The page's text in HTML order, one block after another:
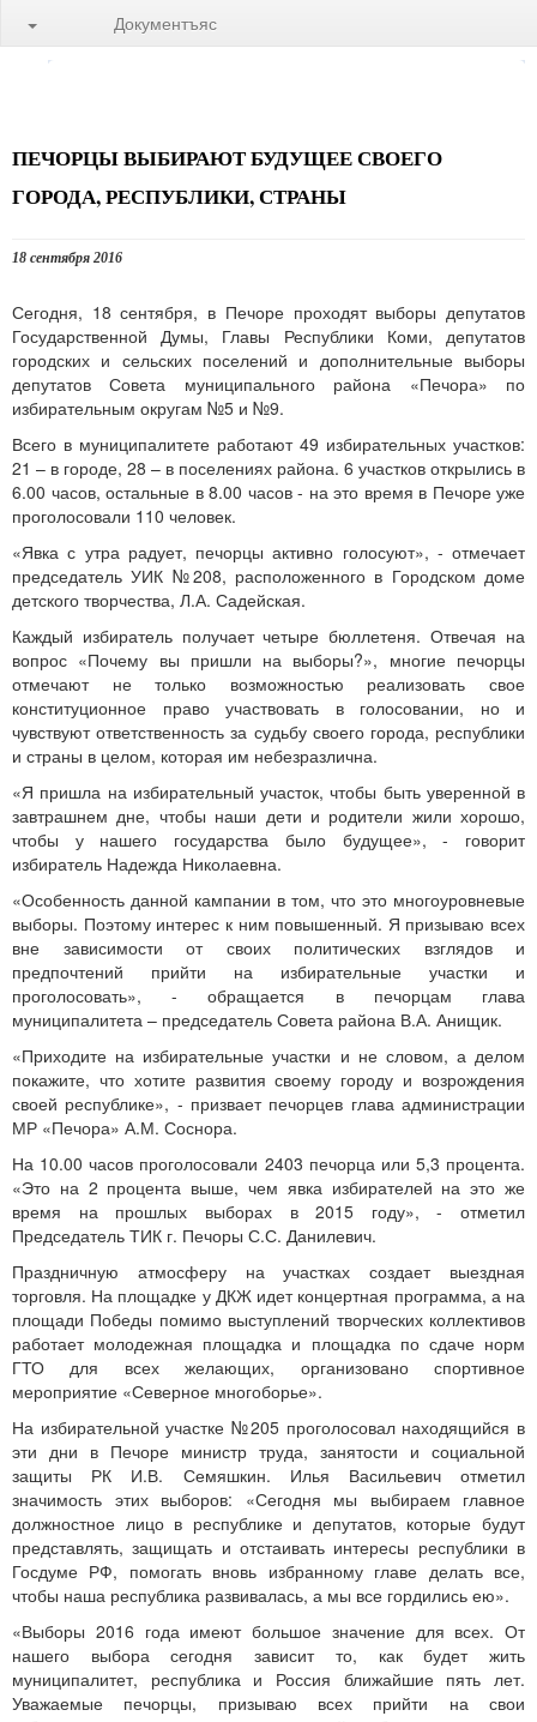
Документъяс
ПЕЧОРЦЫ ВЫБИРАЮТ БУДУЩЕЕ СВОЕГО
ГОРОДА, РЕСПУБЛИКИ, СТРАНЫ
18 сентября 2016
Сегодня, 18 сентября, в Печоре проходят выборы депутатов
Государственной Думы, Главы Республики Коми, депутатов
городских и сельских поселений и дополнительные выборы
депутатов Совета муниципального района «Печора» по
избирательным округам №5 и №9.
Всего в муниципалитете работают 49 избирательных участков:
21 – в городе, 28 – в поселениях района. 6 участков открылись в
6.00 часов, остальные в 8.00 часов - на это время в Печоре уже
проголосовали 110 человек.
«Явка с утра радует, печорцы активно голосуют», - отмечает
председатель УИК №208, расположенного в Городском доме
детского творчества, Л.А. Садейская.
Каждый избиратель получает четыре бюллетеня. Отвечая на
вопрос «Почему вы пришли на выборы?», многие печорцы
отмечают не только возможностью реализовать свое
конституционное право участвовать в голосовании, но и
чувствуют ответственность за судьбу своего города, республики
и страны в целом, которая им небезразлична.
«Я пришла на избирательный участок, чтобы быть уверенной в
завтрашнем дне, чтобы наши дети и родители жили хорошо,
чтобы у нашего государства было будущее», - говорит
избиратель Надежда Николаевна.
«Особенность данной кампании в том, что это многоуровневые
выборы. Поэтому интерес к ним повышенный. Я призываю всех
вне зависимости от своих политических взглядов и
предпочтений прийти на избирательные участки и
проголосовать», - обращается в печорцам глава
муниципалитета – председатель Совета района В.А. Анищик.
«Приходите на избирательные участки и не словом, а делом
покажите, что хотите развития своему городу и возрождения
своей республике», - призвает печорцев глава администрации
МР «Печора» А.М. Соснора.
На 10.00 часов проголосовали 2403 печорца или 5,3 процента.
«Это на 2 процента выше, чем явка избирателей на это же
время на прошлых выборах в 2015 году», - отметил
Председатель ТИК г. Печоры С.С. Данилевич.
Праздничную атмосферу на участках создает выездная
торговля. На площадке у ДКЖ идет концертная программа, а на
площади Победы помимо выступлений творческих коллективов
работает молодежная площадка и площадка по сдаче норм
ГТО для всех желающих, организовано спортивное
мероприятие «Северное многоборье».
На избирательной участке №205 проголосовал находящийся в
эти дни в Печоре министр труда, занятости и социальной
защиты РК И.В. Семяшкин. Илья Васильевич отметил
значимость этих выборов: «Сегодня мы выбираем главное
должностное лицо в республике и депутатов, которые будут
представлять, защищать и отстаивать интересы республики в
Госдуме РФ, помогать вновь избранному главе делать все,
чтобы наша республика развивалась, а мы все гордились ею».
«Выборы 2016 года имеют большое значение для всех. От
нашего выбора сегодня зависит то, как будет жить
муниципалитет, республика и Россия ближайшие пять лет.
Уважаемые печорцы, призываю всех прийти на свои